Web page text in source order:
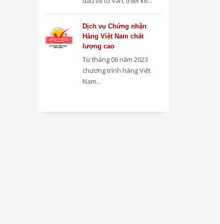
Dịch vụ Chứng nhận
Hàng Việt Nam chất
lượng cao
Từ tháng 06 năm 2023
chương trình hàng Việt
Nam...